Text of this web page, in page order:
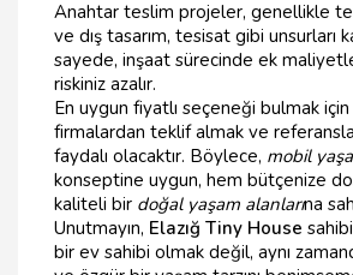
Anahtar teslim projeler, genellikle
ve dış tasarım, tesisat gibi unsurları
sayede, inşaat sürecinde ek
riskiniz azalır.
En uygun fiyatlı seçeneği bulmak için
firmalardan teklif almak ve
faydalı olacaktır. Böylece, mobil
konseptine uygun, hem bütçenize
kaliteli bir doğal yaşam alanlarına
Unutmayın, Elazığ Tiny House
bir ev sahibi olmak değil, aynı